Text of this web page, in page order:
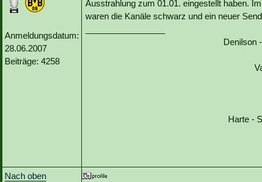
Anmeldungsdatum:
28.06.2007
Beiträge: 4258
Ausstrahlung zum 01.01. eingestellt haben.
waren die Kanäle schwarz und ein neuer
Denilson
Harte -
Nach oben